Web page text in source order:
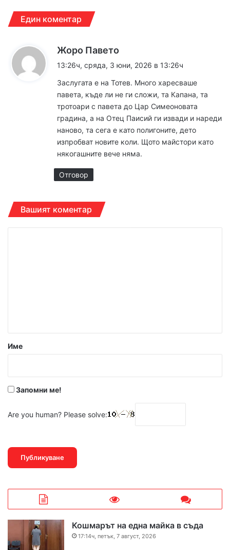
Един коментар
Жоро Павето
а
:
13:26ч, сряда, 3 юни, 2026 в 13:26ч
Заслугата е на Тотев. Много харесваше
павета, къде ли не ги сложи, та Капана, та
тротоари с павета до Цар Симеоновата
градина, а на Отец Паисий ги извади и нареди
наново, та сега е като полигоните, дето
изпробват новите коли. Щото майстори като
някогашните вече няма.
Отговор
Вашият коментар
р
Име
Запомни ме!
Are you human? Please solve:
Кошмарът на една майка в съда
17:14ч, петък, 7 август, 2026